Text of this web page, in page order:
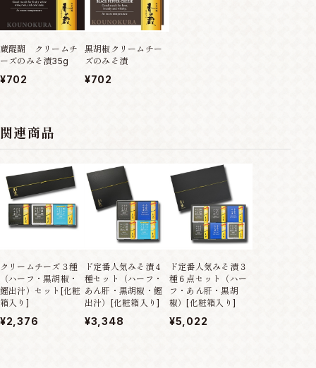
蔵醍醐 クリームチ
ーズのみそ漬35g
¥702
黒胡椒クリームチー
ズのみそ漬
¥702
関連商品
クリームチーズ３種
（ハーフ・黒胡椒・
鰹出汁）セット[化粧
箱入り]
¥2,376
ド定番人気みそ漬４
種セット（ハーフ・
あん肝・黒胡椒・鰹
出汁）[化粧箱入り]
¥3,348
ド定番人気みそ漬３
種６点セット（ハー
フ・あん肝・黒胡
椒）[化粧箱入り]
¥5,022